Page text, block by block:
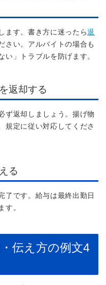
ます。書き方に迷ったら退
さい。アルバイトの場合も
い」トラブルを防げます。
返却する
ず返却しましょう。揚げ物
規定に従い対応してくださ
る
了です。給与は最終出勤日
す。
伝え方の例文4